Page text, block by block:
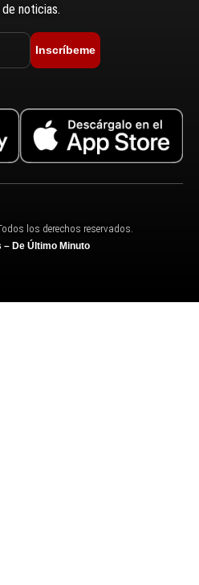
noticias.
Inscríbeme
los derechos reservados.
De Último Minuto